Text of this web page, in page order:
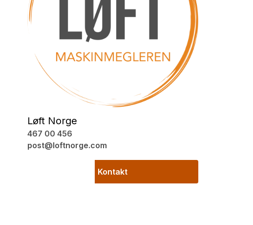
Løft Norge
467 00 456
post@loftnorge.com
Kontakt